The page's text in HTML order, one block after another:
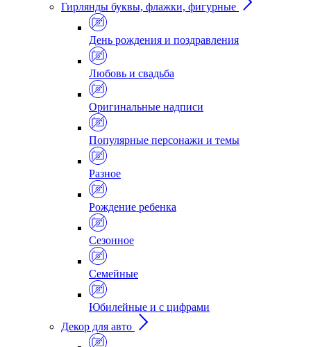
Гирлянды буквы, флажки, фигурные
День рождения и поздравления
Любовь и свадьба
Оригинальные надписи
Популярные персонажи и темы
Разное
Рождение ребенка
Сезонное
Семейные
Юбилейные и с цифрами
Декор для авто